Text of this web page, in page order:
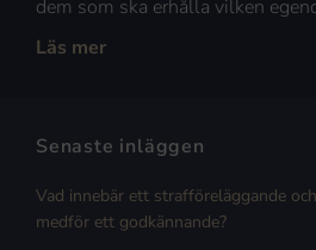
dem som ska erhålla vilken
Läs mer
Senaste inläggen
Vad innebär ett strafföreläggande
medför ett godkännande?